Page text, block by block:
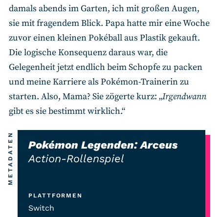
damals abends im Garten, ich mit großen Augen,
sie mit fragendem Blick. Papa hatte mir eine Woche
zuvor einen kleinen Pokéball aus Plastik gekauft.
Die logische Konsequenz daraus war, die
Gelegenheit jetzt endlich beim Schopfe zu packen
und meine Karriere als Pokémon-Trainerin zu
starten. Also, Mama? Sie zögerte kurz: „Irgendwann
gibt es sie bestimmt wirklich.“
METADATEN
Pokémon Legenden: Arceus
Action-Rollenspiel
PLATTFORMEN
Switch